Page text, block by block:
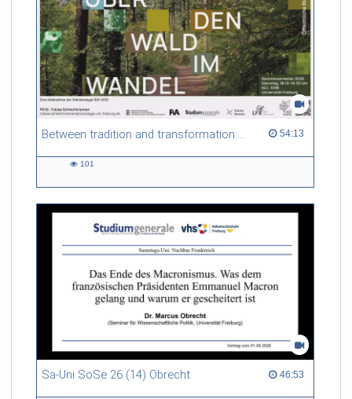
Between tradition and transformation: how owners, advisers and institutions co-create knowledge for resilient forests in Europe 54:13
54:13 duration
101
Sa-Uni SoSe 26 (14) Obrecht 46:53
46:53 duration